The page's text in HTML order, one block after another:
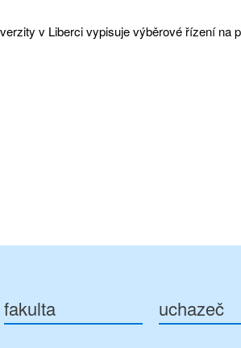
v Liberci vypisuje výběrové řízení na
fakulta uchazeč